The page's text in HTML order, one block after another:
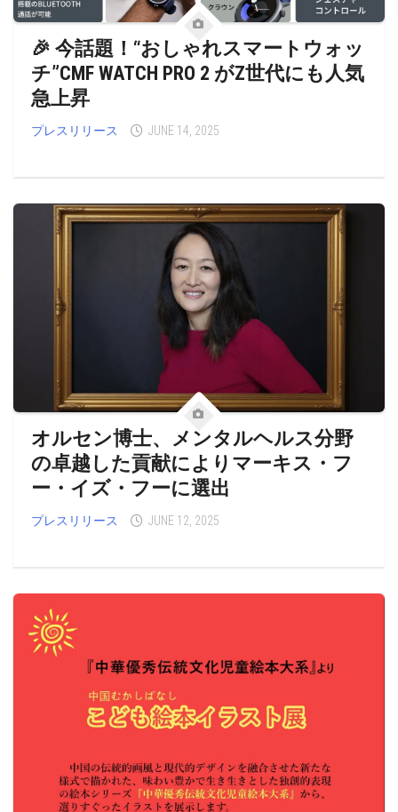
🎉 今話題！“おしゃれスマートウォッ
チ”CMF WATCH PRO 2 がZ世代にも人気
急上昇
プレスリリース JUNE 14, 2025
オルセン博士、メンタルヘルス分野
の卓越した貢献によりマーキス・フ
ー・イズ・フーに選出
プレスリリース JUNE 12, 2025